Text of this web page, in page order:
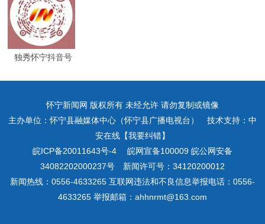
独秀怀宁抖音号
怀宁新闻网 版权所有 未经允许 请勿复制或镜像
主办单位：怀宁县融媒体中心（怀宁县广播电视台） 技术支持：中
安在线【我要纠错】
皖ICP备20011643号-4皖网宣备100009 皖公网安备
34082202000237号 新闻许可号：34120200012
新闻热线：0556-4633265 互联网违法和不良信息举报电话：0556-
4633265 举报邮箱：ahhnrmt@163.com